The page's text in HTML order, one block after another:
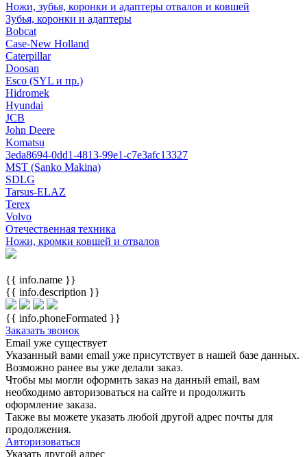
Ножи, зубья, коронки и адаптеры отвалов и ковшей
Зубья, коронки и адаптеры
Bobcat
Case-New Holland
Caterpillar
Doosan
Esco (SYL и пр.)
Hidromek
Hyundai
JCB
John Deere
Komatsu
3eda8694-0dd1-4813-99e1-c7e3afc13327
MST (Sanko Makina)
SDLG
Tarsus-ELAZ
Terex
Volvo
Отечественная техника
Ножи, кромки ковшей и отвалов
{{ info.name }}
{{ info.description }}
{{ info.phoneFormated }}
Заказать звонок
Email уже существует
Указанный вами email уже присутствует в нашей базе данных.
Возможно ранее вы уже делали заказ.
Чтобы мы могли оформить заказ на данный email, вам
необходимо авторизоваться на сайте и продолжить
оформление заказа.
Также вы можете указать любой другой адрес почты для
продолжения.
Авторизоваться
Указать другой адрес